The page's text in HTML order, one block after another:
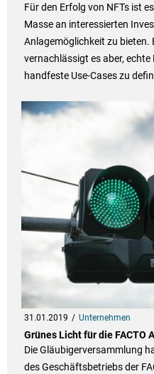
Für den Erfolg von NFTs ist
Masse an interessierten
Anlagemöglichkeit zu bieten.
vernachlässigt es aber,
handfeste Use-Cases zu
31.01.2019 Unternehmen
Grünes Licht für die FACTO
Die Gläubigerversammlung
des Geschäftsbetriebs der